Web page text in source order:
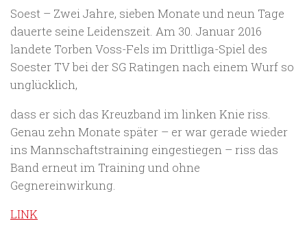
Soest – Zwei Jahre, sieben Monate und neun Tage
dauerte seine Leidenszeit. Am 30. Januar 2016
landete Torben Voss-Fels im Drittliga-Spiel des
Soester TV bei der SG Ratingen nach einem Wurf so
unglücklich,
dass er sich das Kreuzband im linken Knie riss.
Genau zehn Monate später – er war gerade wieder
ins Mannschaftstraining eingestiegen – riss das
Band erneut im Training und ohne
Gegnereinwirkung.
LINK